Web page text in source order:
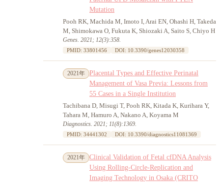
Mutation
Pooh RK, Machida M, Imoto I, Arai EN, Ohashi H, Takeda
M, Shimokawa O, Fukuta K, Shiozaki A, Saito S, Chiyo H
Genes. 2021; 12(3):358.
PMID: 33801456 DOI: 10.3390/genes12030358
2021年
Placental Types and Effective Perinatal
Management of Vasa Previa: Lessons from
55 Cases in a Single Institution
Tachibana D, Misugi T, Pooh RK, Kitada K, Kurihara Y,
Tahara M, Hamuro A, Nakano A, Koyama M
Diagnostics. 2021; 11(8):1369.
PMID: 34441302 DOI: 10.3390/diagnostics11081369
2021年
Clinical Validation of Fetal cfDNA Analysis
Using Rolling-Circle-Replication and
Imaging Technology in Osaka (CRITO